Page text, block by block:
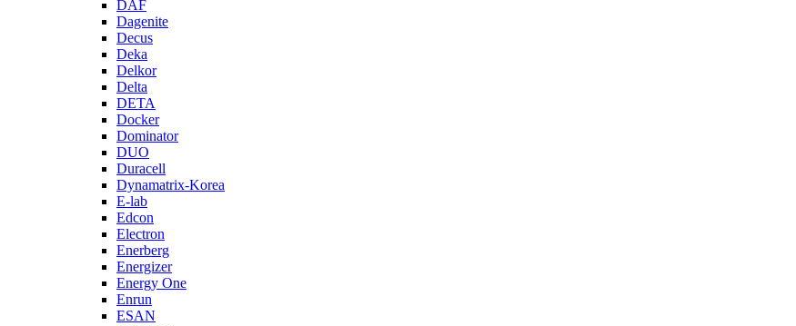
DAF
Dagenite
Decus
Deka
Delkor
Delta
DETA
Docker
Dominator
DUO
Duracell
Dynamatrix-Korea
E-lab
Edcon
Electron
Enerberg
Energizer
Energy One
Enrun
ESAN